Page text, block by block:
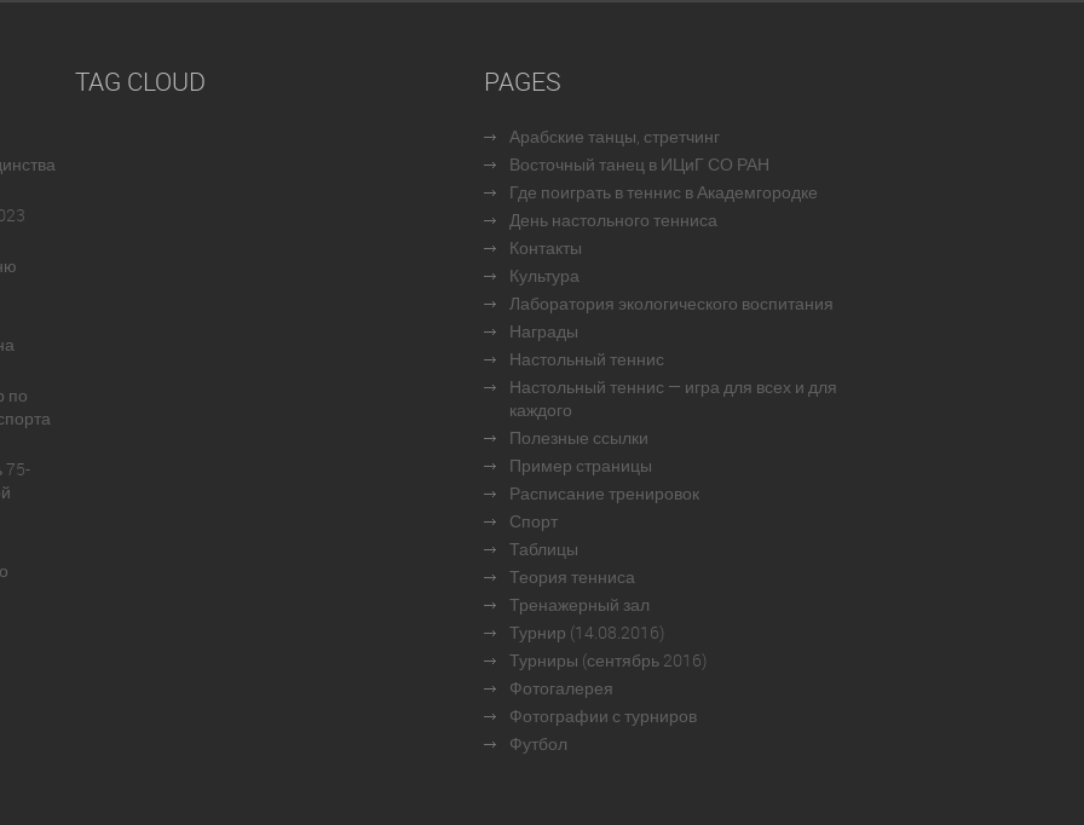
по
75-
TAG CLOUD PAGES
Арабские танцы, стретчинг
Восточный танец в ИЦиГ СО РАН
Где поиграть в теннис в Академгородке
День настольного тенниса
Контакты
Культура
Лаборатория экологического воспитания
Награды
Настольный теннис
Настольный теннис — игра для всех и для
каждого
Полезные ссылки
Пример страницы
Расписание тренировок
Спорт
Таблицы
Теория тенниса
Тренажерный зал
Турнир (14.08.2016)
Турниры (сентябрь 2016)
Фотогалерея
Фотографии с турниров
Футбол